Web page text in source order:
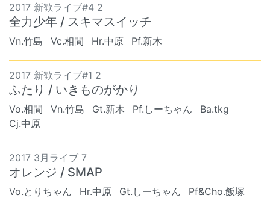
2017 新歓ライブ#4 2
全力少年 / スキマスイッチ
Vn.竹島 Vc.相間 Hr.中原 Pf.新木
2017 新歓ライブ#1 2
ふたり / いきものがかり
Vo.相間 Vn.竹島 Gt.新木 Pf.しーちゃん
Ba.tkg
Cj.中原
2017 3月ライブ 7
オレンジ / SMAP
Vo.とりちゃん Hr.中原 Gt.しーちゃん
Pf&Cho.飯塚